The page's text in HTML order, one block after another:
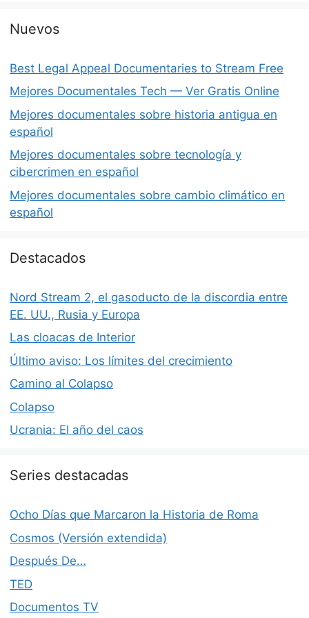
Nuevos
Best Legal Appeal Documentaries to Stream Free
Mejores Documentales Tech — Ver Gratis Online
Mejores documentales sobre historia antigua en
español
Mejores documentales sobre tecnología y
cibercrimen en español
Mejores documentales sobre cambio climático en
español
Destacados
Nord Stream 2, el gasoducto de la discordia entre
EE. UU., Rusia y Europa
Las cloacas de Interior
Último aviso: Los límites del crecimiento
Camino al Colapso
Colapso
Ucrania: El año del caos
Series destacadas
Ocho Días que Marcaron la Historia de Roma
Cosmos (Versión extendida)
Después De…
TED
Documentos TV